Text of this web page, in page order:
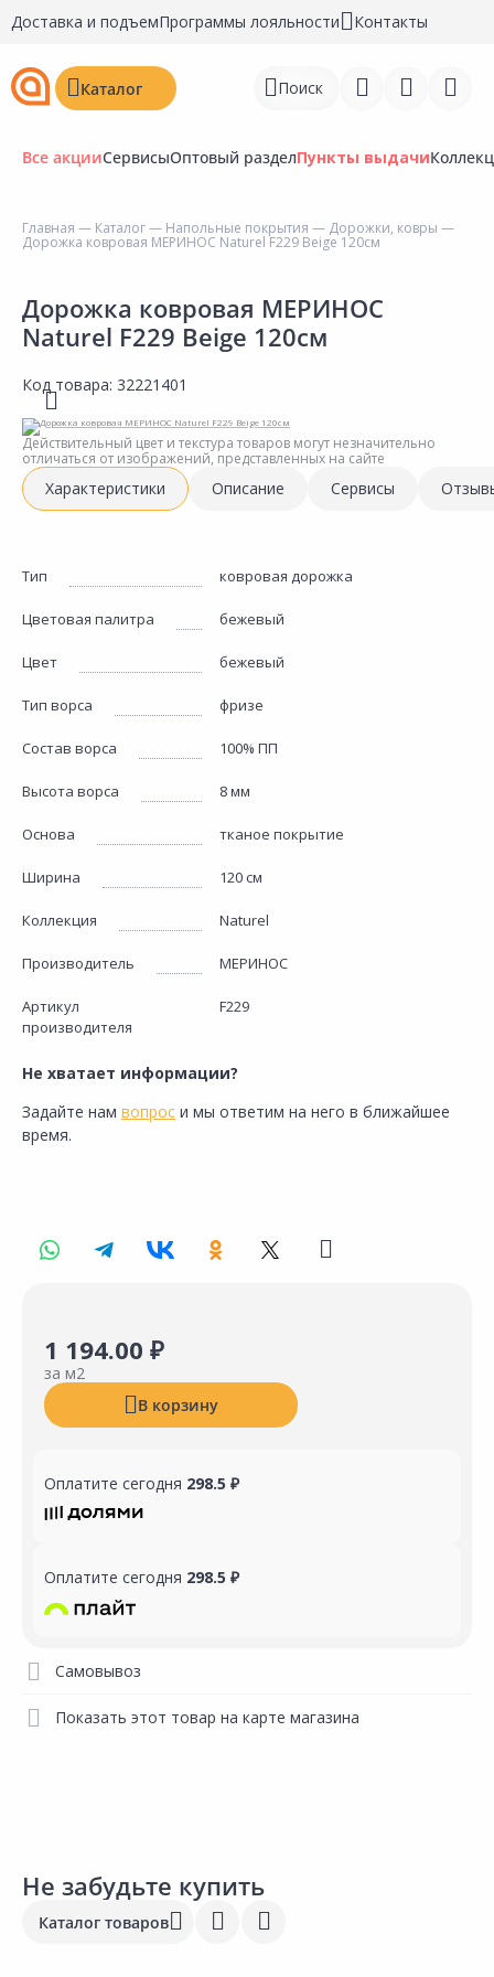
Доставка и подъемПрограммы лояльности Контакты
Каталог Поиск
Регистрация
Перейти к сравнению
Избранное
Недавно просмотренные
товары
Все акцииСервисыОптовый разделПункты выдачи
Главная — Каталог— Напольные покрытия — Дорожки, ковры —
Дорожка ковровая МЕРИНОС Naturel F229 Beige 120см
Дорожка ковровая МЕРИНОС
Naturel F229 Beige 120см
Код товара: 32221401
Действительный цвет и текстура товаров могут незначительно
отличаться от изображений, представленных на сайте
Характеристики Описание Сервисы
Тип ковровая дорожка
Цветовая палитра бежевый
Цвет бежевый
Тип ворса фризе
Состав ворса 100% ПП
Высота ворса 8 мм
Основа тканое покрытие
Ширина 120 см
Коллекция Naturel
Производитель МЕРИНОС
Артикул
производителя
F229
Не хватает информации?
Задайте нам вопрос и мы ответим на него в ближайшее
время.
1 194.00 ₽
за м2
В корзину
Оплатите сегодня 298.5 ₽
Оплатите сегодня 298.5 ₽
Самовывоз
Показать этот товар на карте магазина
Не забудьте купить
Каталог товаров